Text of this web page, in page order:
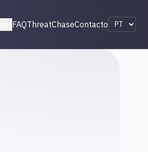
FAQThreatChaseContacto